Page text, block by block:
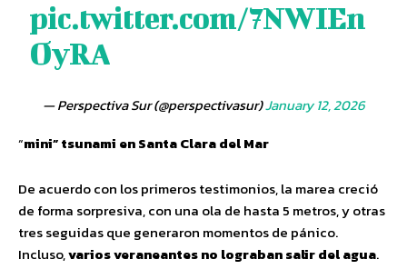
pic.twitter.com/7NWIEn
OyRA
— Perspectiva Sur (@perspectivasur)January 12, 2026
“mini” tsunami enSantaClaradelMar
De acuerdo con los primeros testimonios, la marea creció
de forma sorpresiva, con una ola de hasta 5 metros, y otras
tres seguidas que generaron momentos de pánico.
Incluso,varios veraneantes no lograban salir del agua.